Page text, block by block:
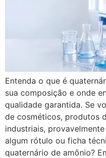
Entenda o que é
sua composição e onde
qualidade garantida. Se
de cosméticos, produtos
industriais,
algum rótulo ou ficha
quaternário de amônio?